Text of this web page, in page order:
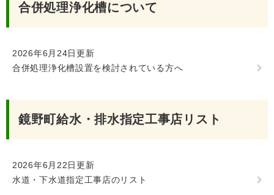
合併処理浄化槽について
2026年6月24日更新
合併処理浄化槽設置を検討されている方へ
鏡野町給水・排水指定工事店リスト
2026年6月22日更新
水道・下水道指定工事店のリスト